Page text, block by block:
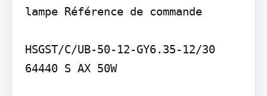
lampe Référence de commande
HSGST/C/UB-50-12-GY6.35-12/30
64440 S AX 50W